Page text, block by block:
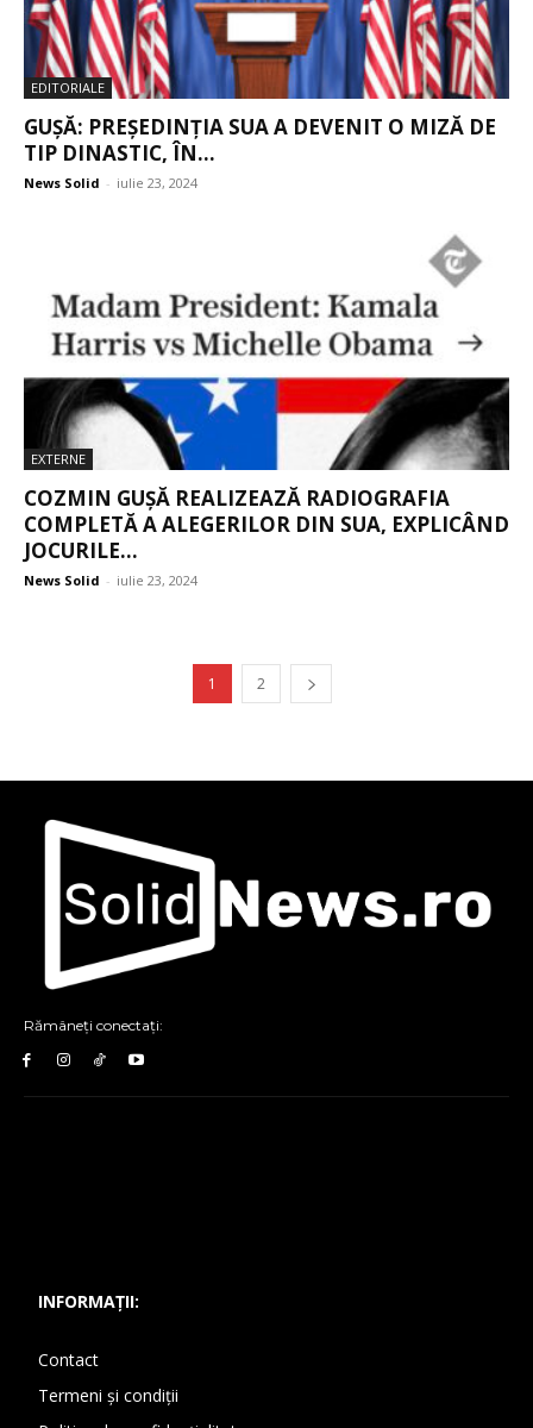
EDITORIALE
GUȘĂ: PREȘEDINȚIA SUA A DEVENIT O MIZĂ DE
TIP DINASTIC, ÎN...
News Solid - iulie 23, 2024
EXTERNE
COZMIN GUȘĂ REALIZEAZĂ RADIOGRAFIA
COMPLETĂ A ALEGERILOR DIN SUA, EXPLICÂND
JOCURILE...
News Solid - iulie 23, 2024
1 2
Rămâneți conectați:
INFORMAȚII:
Contact
Termeni și condiții